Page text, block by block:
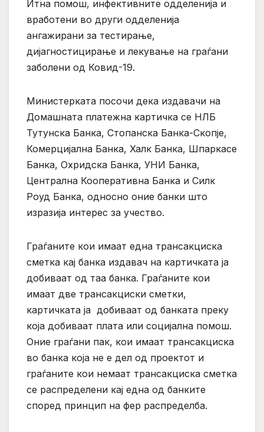
Итна помош, инфективните одделенија и
вработени во други одделенија
ангажирани за тестирање,
дијагностицирање и лекување на граѓани
заболени од Ковид-19.
Министерката посочи дека издавачи на
Домашната платежна картичка се НЛБ
Тутунска Банка, Стопанска Банка-Скопје,
Комерцијална Банка, Халк Банка, Шпаркасе
Банка, Охридска Банка, УНИ Банка,
Централна Кооперативна Банка и Силк
Роуд Банка, односно оние банки што
изразија интерес за учество.
Граѓаните кои имаат една трансакциска
сметка кај банка издавач на картичката ја
добиваат од таа банка. Граѓаните кои
имаат две трансакциски сметки,
картичката ја добиваат од банката преку
која добиваат плата или социјална помош.
Оние граѓани пак, кои имаат трансакциска
во банка која не е дел од проектот и
граѓаните кои немаат трансакциска сметка
се распределени кај една од банките
според принцип на фер распределба.